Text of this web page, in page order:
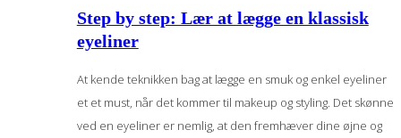
Step by step: Lær at lægge en klassisk
eyeliner
At kende teknikken bag at lægge en smuk og enkel eyeliner
et et must, når det kommer til makeup og styling. Det skønne
ved en eyeliner er nemlig, at den fremhæver dine øjne og